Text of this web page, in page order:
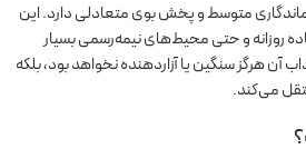
متوسط و پخش بوی متعادلی دارد. این
روزانه و حتی محیط‌های نیمه‌رسمی بسیار
هرگز سنگین یا آزاردهنده نخواهد بود، بلکه
می‌کند.